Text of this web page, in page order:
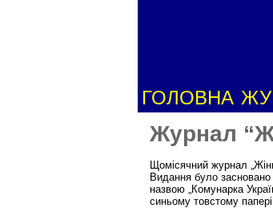
ГОЛОВНА
Журнал
Щомісячний журнал
Видання було засновано
назвою „Комунарка
синьому товстому